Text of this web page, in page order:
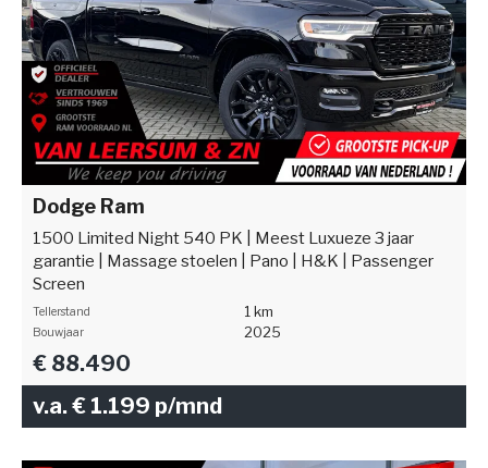
Dodge Ram
1500 Limited Night 540 PK | Meest Luxueze 3 jaar
garantie | Massage stoelen | Pano | H&K | Passenger
Screen
Tellerstand 1 km
Bouwjaar 2025
€ 88.490
v.a. € 1.199 p/mnd